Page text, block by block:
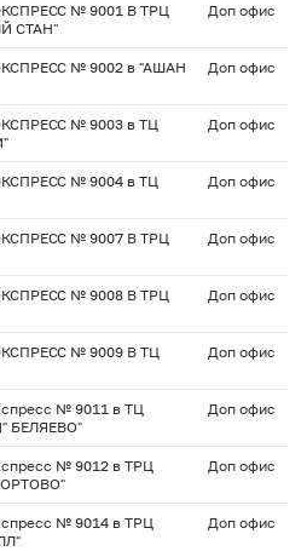
№ 9001 В ТРЦ
СТАН"
Доп офис
№ 9002 в "АШАН
Доп офис
№ 9003 в ТЦ
Доп офис
№ 9004 в ТЦ
Доп офис
№ 9007 В ТРЦ
Доп офис
№ 9008 В ТРЦ
Доп офис
№ 9009 В ТЦ
Доп офис
№ 9011 в ТЦ
БЕЛЯЕВО"
Доп офис
№ 9012 в ТРЦ
Доп офис
№ 9014 в ТРЦ
Доп офис